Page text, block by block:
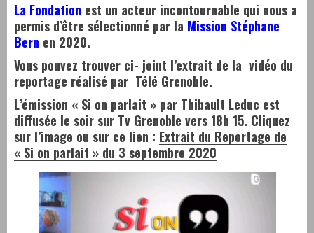
La Fondation est un acteur incontournable qui nous a
permis d’être sélectionné par la Mission Stéphane
Bern en 2020.
Vous pouvez trouver ci- joint l’extrait de la vidéo du
reportage réalisé par Télé Grenoble.
L’émission « Si on parlait » par Thibault Leduc est
diffusée le soir sur Tv Grenoble vers 18h 15. Cliquez
sur l’image ou sur ce lien : Extrait du Reportage de
« Si on parlait » du 3 septembre 2020